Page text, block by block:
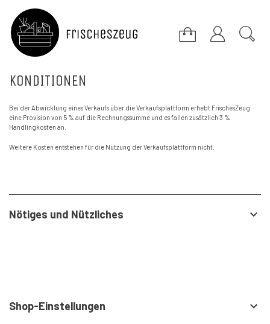
Konditionen
Bei der Abwicklung eines Verkaufs über die Verkaufsplattform erhebt FrischesZeug
eine Provision von 5 % auf die Rechnungssumme und es fallen zusätzlich 3 %
Handlingkosten an.
Weitere Kosten entstehen für die Nutzung der Verkaufsplattform nicht.
Nötiges und Nützliches 
Shop-Einstellungen 